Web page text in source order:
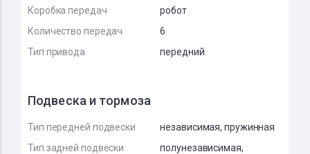
Коробка передач
робот
Количество передач
6
Тип привода
передний
Подвеска и тормоза
Тип передней подвески
независимая, пружинная
Тип задней подвески
полунезависимая,